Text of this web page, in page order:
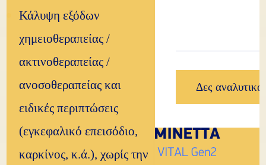
Κάλυψη εξόδων
χημειοθεραπείας /
ακτινοθεραπείας /
ανοσοθεραπείας και
ειδικές περιπτώσεις
(εγκεφαλικό επεισόδιο,
καρκίνος, κ.ά.), χωρίς την
Δες αναλυτικά